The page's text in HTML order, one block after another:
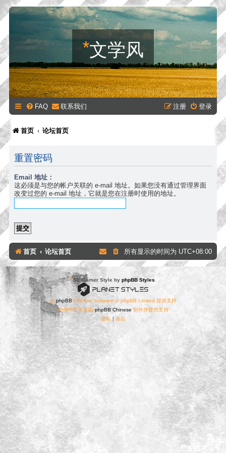
*文学风
FAQ 联系我们 登录
注册
首页 论坛首页
重置密码
Email 地址：
这必须是与您的帐户关联的 e-mail 地址。如果您没有通过管理界面
改变过您的 e-mail 地址，它就是您在注册时使用的地址。
首页 论坛首页 所有显示的时间为 UTC+08:00
*SE Gamer Style by phpBB Styles
由 phpBB® Forum Software © phpBB Limited 提供支持
简体中文语言由phpBB Chinese 制作并提供支持
隐私| 条款